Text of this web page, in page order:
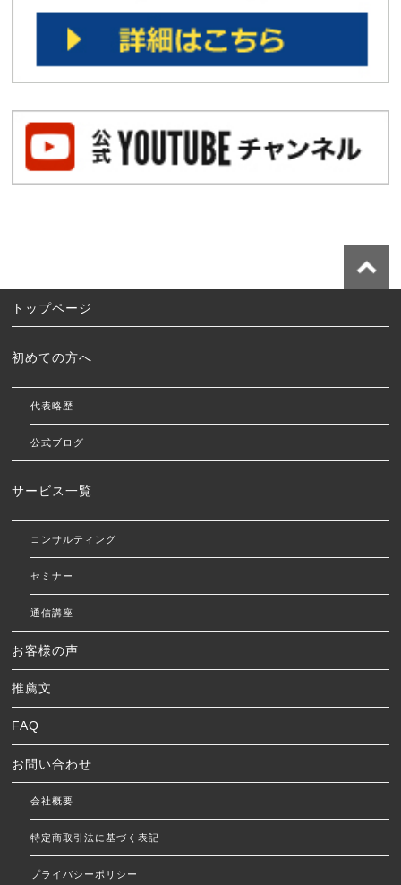
トップページ
初めての方へ
代表略歴
公式ブログ
サービス一覧
コンサルティング
セミナー
通信講座
お客様の声
推薦文
FAQ
お問い合わせ
会社概要
特定商取引法に基づく表記
プライバシーポリシー